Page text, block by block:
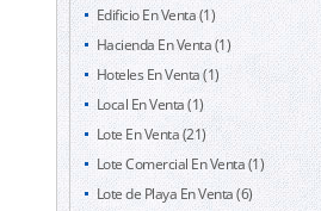
Edificio En Venta (1)
Hacienda En Venta (1)
Hoteles En Venta (1)
Local En Venta (1)
Lote En Venta (21)
Lote Comercial En Venta (1)
Lote de Playa En Venta (6)